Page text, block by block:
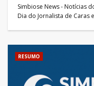
Simbiose News - Notícias
Dia do Jornalista de Caras
RESUMO